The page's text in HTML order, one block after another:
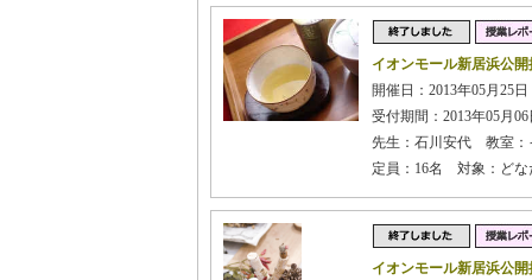
イオンモール新居浜公
開催日：2013年05月25
受付期間：2013年05月
先生：石川安代 教室：
定員：16名 対象：どな
イオンモール新居浜公